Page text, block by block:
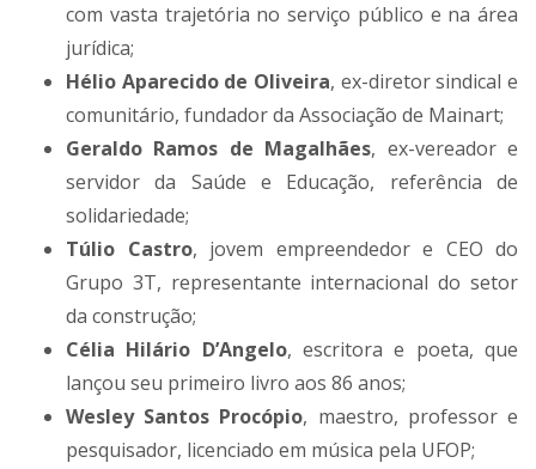
com vasta trajetória no serviço público e na área
jurídica;
Hélio Aparecido de Oliveira, ex-diretor sindical e
comunitário, fundador da Associação de Mainart;
Geraldo Ramos de Magalhães, ex-vereador e
servidor da Saúde e Educação, referência de
solidariedade;
Túlio Castro, jovem empreendedor e CEO do
Grupo 3T, representante internacional do setor
da construção;
Célia Hilário D’Angelo, escritora e poeta, que
lançou seu primeiro livro aos 86 anos;
Wesley Santos Procópio, maestro, professor e
pesquisador, licenciado em música pela UFOP;